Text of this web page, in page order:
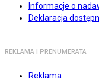
Informacje o
Deklaracja
REKLAMA I PRENUMERATA
Reklama